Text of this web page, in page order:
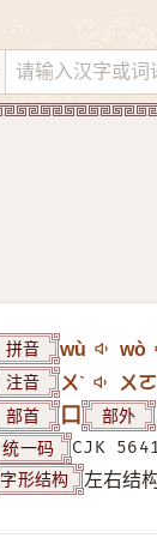
拼音 wù wò
注音 ㄨˋ ㄨㄛ
部首 口 部外
统一码 CJK
字形结构 左右结